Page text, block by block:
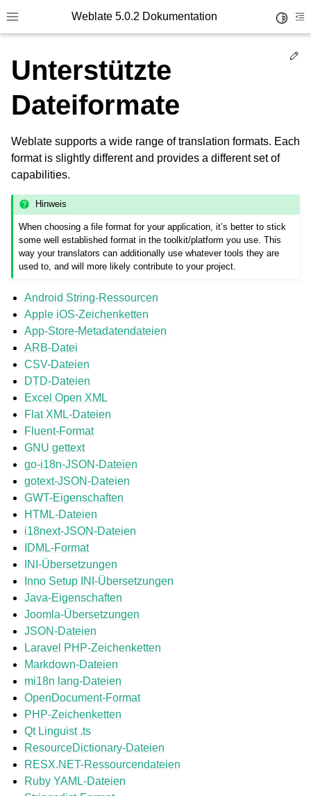
Toggle site navigation sidebar
Weblate 5.0.2 Dokumentation
navigation of Unterstützte Dateiformate
Unterstützte
Dateiformate
Weblate supports a wide range of translation formats. Each
format is slightly different and provides a different set of
capabilities.
Hinweis
When choosing a file format for your application, it’s better to stick
some well established format in the toolkit/platform you use. This
way your translators can additionally use whatever tools they are
used to, and will more likely contribute to your project.
Android String-Ressourcen
Apple iOS-Zeichenketten
App-Store-Metadatendateien
ARB-Datei
CSV-Dateien
DTD-Dateien
Excel Open XML
Flat XML-Dateien
Fluent-Format
GNU gettext
go-i18n-JSON-Dateien
gotext-JSON-Dateien
GWT-Eigenschaften
HTML-Dateien
i18next-JSON-Dateien
IDML-Format
INI-Übersetzungen
Inno Setup INI-Übersetzungen
Java-Eigenschaften
Joomla-Übersetzungen
JSON-Dateien
Laravel PHP-Zeichenketten
Markdown-Dateien
mi18n lang-Dateien
OpenDocument-Format
PHP-Zeichenketten
Qt Linguist .ts
ResourceDictionary-Dateien
RESX.NET-Ressourcendateien
Ruby YAML-Dateien